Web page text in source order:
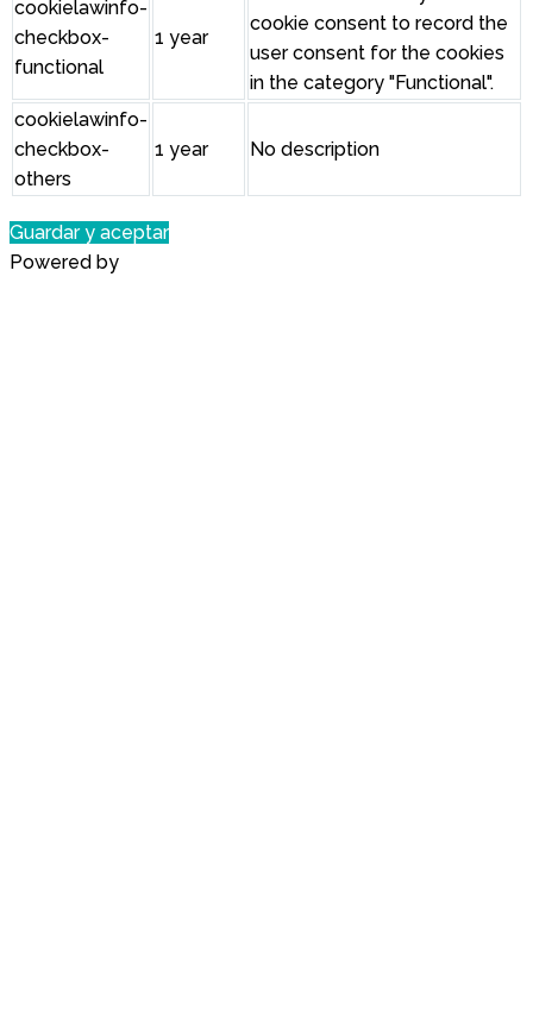
cookielawinfo-
checkbox-
functional
1 year
cookie consent to record the
user consent for the cookies
in the category "Functional".
cookielawinfo-
checkbox-
others
1 year No description
Guardar y aceptar
Powered by